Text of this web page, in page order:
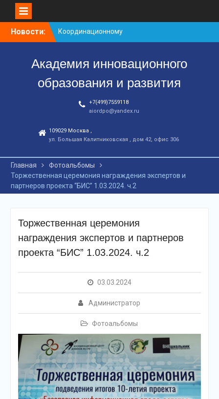
Новости:
Координационному
центру-25 лет!
группа
С юбилеем КЦ!
Академия инновационного
образования и развития
+7(499)7559118
aiordpo@yandex.ru
109029 Москва ,
ул. Большая Калитниковская , дом 42, офис 306
Главная
Фотоальбомы
Торжественная церемония награждения экспертов и
партнеров проекта “БИС” 1.03.2024. ч.2
Торжественная церемония
награждения экспертов и партнеров
проекта “БИС” 1.03.2024. ч.2
03.03.2024
Администратор
Фотоальбомы